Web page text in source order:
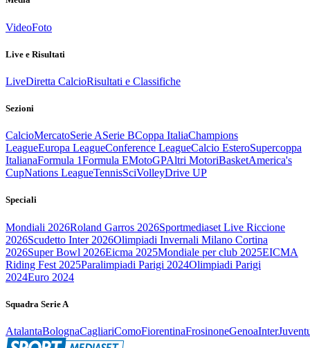
VideoFoto
Live e Risultati
LiveDiretta CalcioRisultati e Classifiche
Sezioni
CalcioMercatoSerie ASerie BCoppa ItaliaChampions
LeagueEuropa LeagueConference LeagueCalcio EsteroSupercoppa
ItalianaFormula 1Formula EMotoGPAltri MotoriBasketAmerica's
CupNations LeagueTennisSciVolleyDrive UP
Speciali
Mondiali 2026Roland Garros 2026Sportmediaset Live Riccione
2026Scudetto Inter 2026Olimpiadi Invernali Milano Cortina
2026Super Bowl 2026Eicma 2025Mondiale per club 2025EICMA
Riding Fest 2025Paralimpiadi Parigi 2024Olimpiadi Parigi
2024Euro 2024
Squadra Serie A
AtalantaBolognaCagliariComoFiorentinaFrosinoneGenoaInter